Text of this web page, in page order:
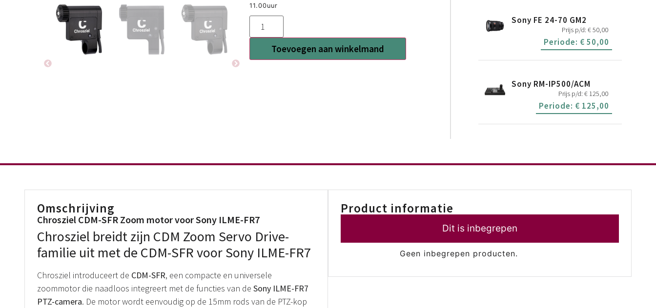
11.00uur
Toevoegen aan winkelmand
Sony FE 24-70 GM2
Prijs p/d: €50,00
Periode: € 50,00
Sony RM-IP500/ACM
Prijs p/d: € 125,00
Periode: € 125,00
Omschrijving
Chrosziel CDM-SFR Zoom motor voor Sony ILME-FR7
Chrosziel breidt zijn CDM Zoom Servo Drive-
familie uit met de CDM-SFR voor Sony ILME-FR7
Chrosziel introduceert de CDM-SFR, een compacte en universele
zoommotor die naadloos integreert met de functies van de Sony ILME-FR7
PTZ-camera. De motor wordt eenvoudig op de 15mm rods van de PTZ-kop
Product informatie
Dit is inbegrepen
Geen inbegrepen producten.